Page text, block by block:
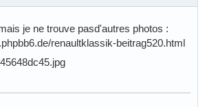
je ne trouve pasd'autres photos :
renaultklassik-beitrag520.html